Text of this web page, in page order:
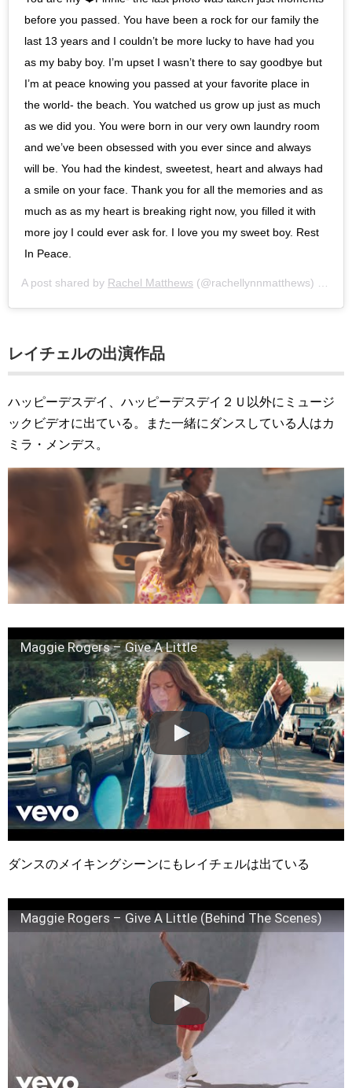
before you passed. You have been a rock for our family the
last 13 years and I couldn’t be more lucky to have had you
as my baby boy. I’m upset I wasn’t there to say goodbye but
I’m at peace knowing you passed at your favorite place in
the world- the beach. You watched us grow up just as much
as we did you. You were born in our very own laundry room
and we’ve been obsessed with you ever since and always
will be. You had the kindest, sweetest, heart and always had
a smile on your face. Thank you for all the memories and as
much as as my heart is breaking right now, you filled it with
more joy I could ever ask for. I love you my sweet boy. Rest
In Peace.
A post shared by Rachel Matthews (@rachellynnmatthews) on
レイチェルの出演作品
ハッピーデスデイ、ハッピーデスデイ２Ｕ以外にミュージ
ックビデオに出ている。また一緒にダンスしている人はカ
ミラ・メンデス。
Maggie Rogers – Give A Little
ダンスのメイキングシーンにもレイチェルは出ている
Maggie Rogers – Give A Little (Behind The Scenes)